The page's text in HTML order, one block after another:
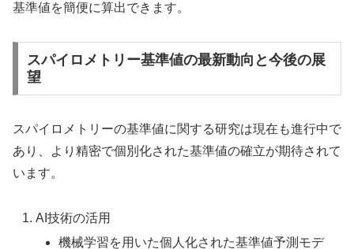
基準値を簡便に算出できます。
スパイロメトリー基準値の最新動向と今後の展
望
スパイロメトリーの基準値に関する研究は現在も進行中で
あり、より精密で個別化された基準値の確立が期待されて
います。
AI技術の活用
機械学習を用いた個人化された基準値予測モデ